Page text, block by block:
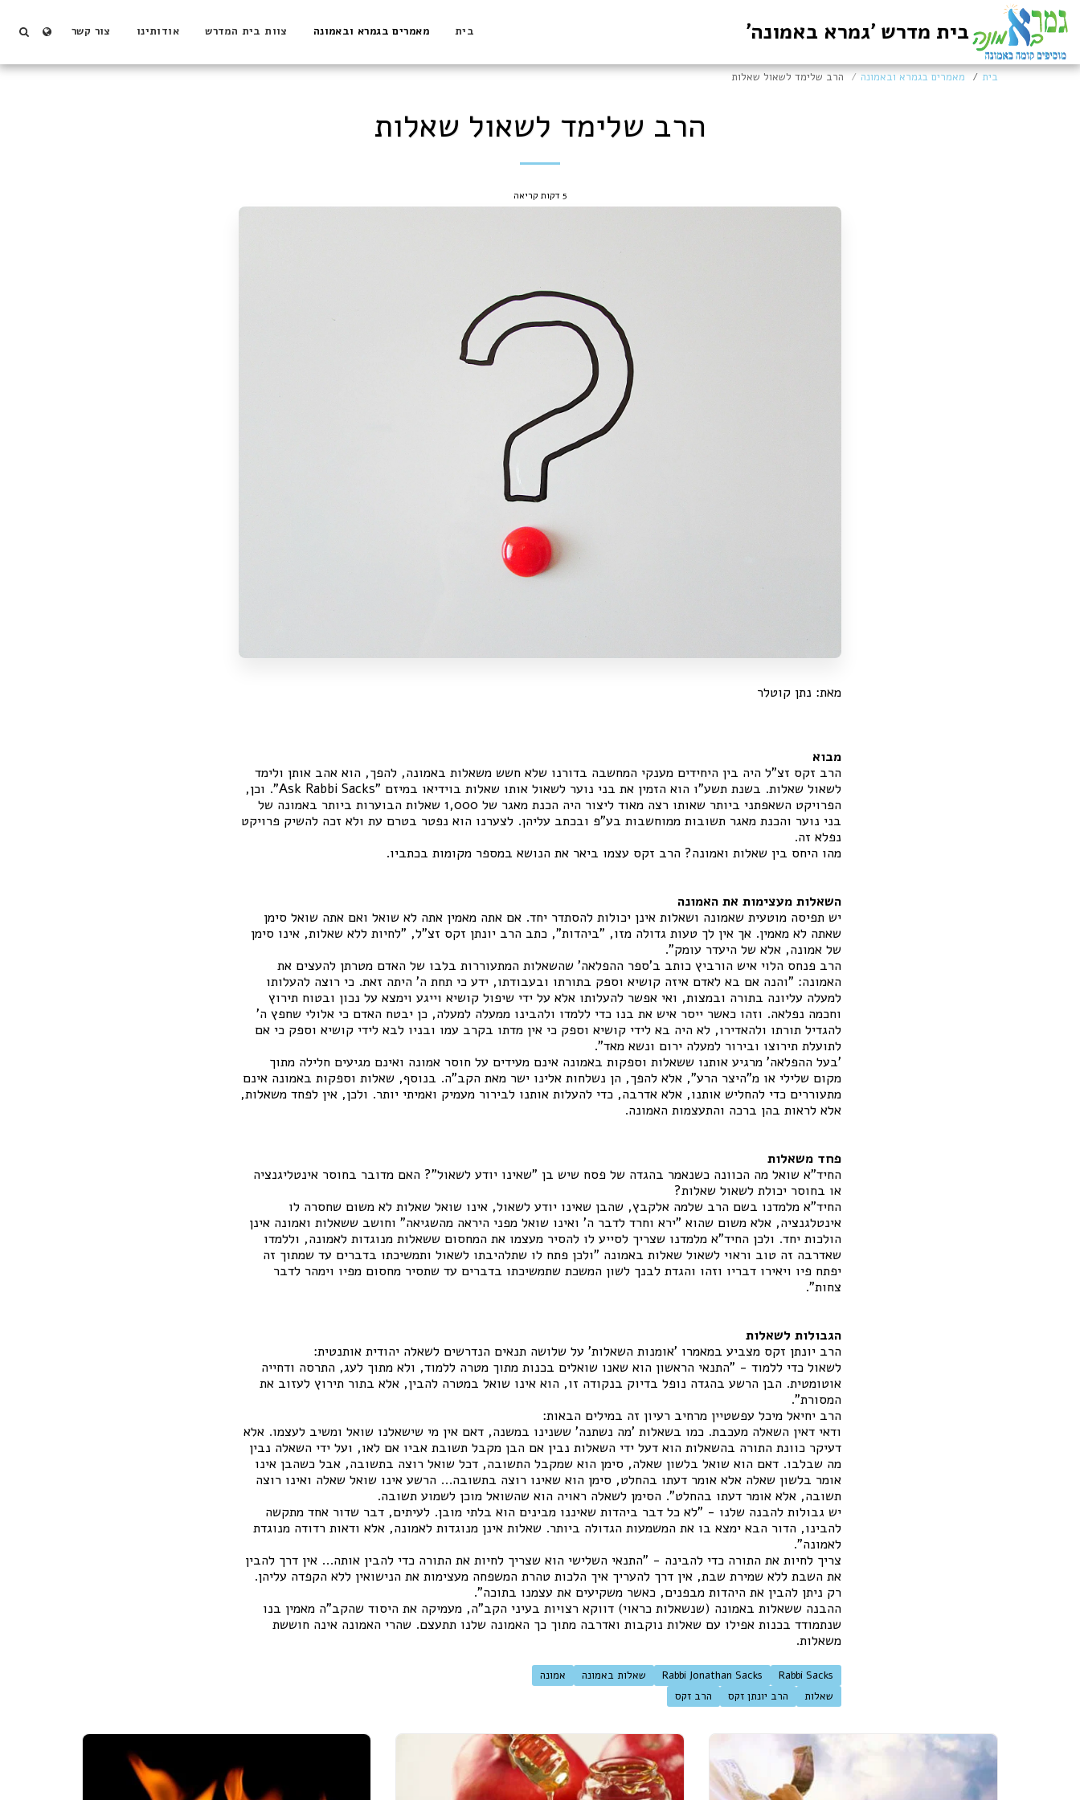
בית מדרש 'גמרא באמונה' בית מאמרים בגמרא ובאמונה צוות בית המדרש אודותינו צור קשר
בית מאמרים בגמרא ובאמונה הרב שלימד לשאול שאלות
הרב שלימד לשאול שאלות
5 דקות קריאה
מאת: נתן קוטלר
מבוא
הרב זקס זצ"ל היה בין היחידים מענקי המחשבה בדורנו שלא חשש משאלות באמונה, להפך, הוא אהב אותן ולימד
לשאול שאלות. בשנת תשע"ו הוא הזמין את בני נוער לשאול אותו שאלות בוידיאו במיזם "Ask Rabbi Sacks". וכן,
הפרויקט השאפתני ביותר שאותו רצה מאוד ליצור היה הכנת מאגר של 1,000 שאלות הבוערות ביותר באמונה של
בני נוער והכנת מאגר תשובות ממוחשבות בע"פ ובכתב עליהן. לצערנו הוא נפטר בטרם עת ולא זכה להשיק פרויקט
נפלא זה.
מהו היחס בין שאלות ואמונה? הרב זקס עצמו ביאר את הנושא במספר מקומות בכתביו.
השאלות מעצימות את האמונה
יש תפיסה מוטעית שאמונה ושאלות אינן יכולות להסתדר יחד. אם אתה מאמין אתה לא שואל ואם אתה שואל סימן
שאתה לא מאמין. אך אין לך טעות גדולה מזו, "ביהדות", כתב הרב יונתן זקס זצ"ל, "לחיות ללא שאלות, אינו סימן
של אמונה, אלא של היעדר עומק".
הרב פנחס הלוי איש הורביץ כותב ב'ספר ההפלאה' שהשאלות המתעוררות בלבו של האדם מטרתן להעצים את
האמונה: "והנה אם בא לאדם איזה קושיא וספק בתורתו ובעבודתו, ידע כי תחת ה' היתה זאת. כי רוצה להעלותו
למעלה עליונה בתורה ובמצות, ואי אפשר להעלותו אלא על ידי שיפול קושיא וייגע וימצא על נכון ובטוח תירוץ
וחכמה נפלאה. וזהו כאשר ייסר איש את בנו כדי ללמדו ולהבינו ממעלה למעלה, כן יבטח האדם כי אלולי שחפץ ה'
להגדיל תורתו ולהאדירו, לא היה בא לידי קושיא וספק כי אין מדתו בקרב עמו ובניו לבא לידי קושיא וספק כי אם
לתועלת תירוצו ובירור למעלה ירום ונשא מאד".
'בעל ההפלאה' מרגיע אותנו ששאלות וספקות באמונה אינם מעידים על חוסר אמונה ואינם מגיעים חלילה מתוך
מקום שלילי או מ"היצר הרע", אלא להפך, הן נשלחות אלינו ישר מאת הקב"ה. בנוסף, שאלות וספקות באמונה אינם
מתעוררים כדי להחליש אותנו, אלא אדרבה, כדי להעלות אותנו לבירור מעמיק ואמיתי יותר. ולכן, אין לפחד משאלות,
אלא לראות בהן ברכה והתעצמות האמונה.
פחד משאלות
החיד"א שואל מה הכוונה כשנאמר בהגדה של פסח שיש בן "שאינו יודע לשאול"? האם מדובר בחוסר אינטליגנציה
או בחוסר יכולת לשאול שאלות?
החיד"א מלמדנו בשם הרב שלמה אלקבץ, שהבן שאינו יודע לשאול, אינו שואל שאלות לא משום שחסרה לו
אינטלגנציה, אלא משום שהוא "ירא וחרד לדבר ה' ואינו שואל מפני היראה מהשגיאה" וחושב ששאלות ואמונה אינן
הולכות יחד. ולכן החיד"א מלמדנו שצריך לסייע לו להסיר מעצמו את המחסום ששאלות מנוגדות לאמונה, וללמדו
שאדרבה זה טוב וראוי לשאול שאלות באמונה "ולכן פתח לו שתלהיבתו לשאול ותמשיכתו בדברים עד שמתוך זה
יפתח פיו ויאירו דבריו וזהו והגדת לבנך לשון המשכת שתמשיכתו בדברים עד שתסיר מחסום מפיו וימהר לדבר
צחות".
הגבולות לשאלות
הרב יונתן זקס מצביע במאמרו 'אומנות השאלות' על שלושה תנאים הנדרשים לשאלה יהודית אותנטית:
לשאול כדי ללמוד - "התנאי הראשון הוא שאנו שואלים בכנות מתוך מטרה ללמוד, ולא מתוך לעג, התרסה ודחייה
אוטומטית. הבן הרשע בהגדה נופל בדיוק בנקודה זו, הוא אינו שואל במטרה להבין, אלא בתור תירוץ לעזוב את
המסורת".
הרב יחיאל מיכל עפשטיין מרחיב רעיון זה במילים הבאות:
ודאי דאין השאלה מעכבת. כמו בשאלות 'מה נשתנה' ששנינו במשנה, דאם אין מי שישאלנו שואל ומשיב לעצמו. אלא
דעיקר כוונת התורה בהשאלות הוא דעל ידי השאלות נבין אם הבן מקבל תשובת אביו אם לאו, ועל ידי השאלה נבין
מה שבלבו. דאם הוא שואל בלשון שאלה, סימן הוא שמקבל התשובה, דכל שואל רוצה בתשובה, אבל כשהבן אינו
אומר בלשון שאלה אלא אומר דעתו בהחלט, סימן הוא שאינו רוצה בתשובה... הרשע אינו שואל שאלה ואינו רוצה
תשובה, אלא אומר דעתו בהחלט". הסימן לשאלה ראויה הוא שהשואל מוכן לשמוע תשובה.
יש גבולות להבנה שלנו - "לא כל דבר ביהדות שאיננו מבינים הוא בלתי מובן. לעיתים, דבר שדור אחד מתקשה
להבינו, הדור הבא ימצא בו את המשמעות הגדולה ביותר. שאלות אינן מנוגדות לאמונה, אלא ודאות רדודה מנוגדת
לאמונה".
צריך לחיות את התורה כדי להבינה - "התנאי השלישי הוא שצריך לחיות את התורה כדי להבין אותה... אין דרך להבין
את השבת ללא שמירת שבת, אין דרך להעריך איך הלכות טהרת המשפחה מעצימות את הנישואין ללא הקפדה עליהן.
רק ניתן להבין את היהדות מבפנים, כאשר משקיעים את עצמנו בתוכה".
ההבנה ששאלות באמונה (שנשאלות כראוי) דווקא רצויות בעיני הקב"ה, מעמיקה את היסוד שהקב"ה מאמין בנו
שנתמודד בכנות אפילו עם שאלות נוקבות ואדרבה מתוך כך האמונה שלנו תתעצם. שהרי האמונה אינה חוששת
משאלות.
Rabbi Sacks
Rabbi Jonathan Sacks שאלות באמונה
אמונה
שאלות
הרב יונתן זקס הרב זקס